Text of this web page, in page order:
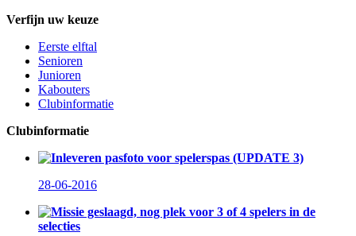
Verfijn uw keuze
Eerste elftal
Senioren
Junioren
Kabouters
Clubinformatie
Clubinformatie
Inleveren pasfoto voor spelerspas (UPDATE 3)
28-06-2016
Missie geslaagd, nog plek voor 3 of 4 spelers in de
selecties